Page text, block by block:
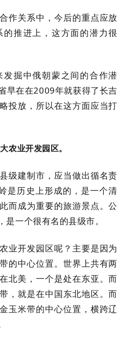
作关系中，今后的重点应放
推进上，这方面的潜力很
掘中俄朝蒙之间的合作潜
早在在2009年就获得了长吉
投放，所以在这方面应当打
农业开发园区。
级建制市，应当做出循名责
是历史上形成的，是一个清
而成为重要的旅游景点。公
一个很有名的县级市。
业开发园区呢？主要是因为
的中心位置。世界上共有两
北美，一个是处在东亚。而
，就是在中国东北地区。而
玉米带的中心位置，横跨辽